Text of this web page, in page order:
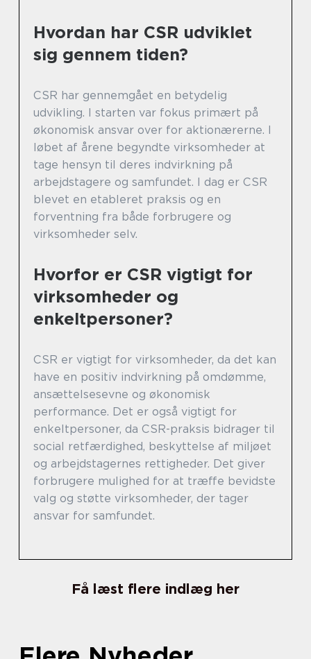
Hvordan har CSR udviklet
sig gennem tiden?
CSR har gennemgået en betydelig
udvikling. I starten var fokus primært på
økonomisk ansvar over for aktionærerne. I
løbet af årene begyndte virksomheder at
tage hensyn til deres indvirkning på
arbejdstagere og samfundet. I dag er CSR
blevet en etableret praksis og en
forventning fra både forbrugere og
virksomheder selv.
Hvorfor er CSR vigtigt for
virksomheder og
enkeltpersoner?
CSR er vigtigt for virksomheder, da det kan
have en positiv indvirkning på omdømme,
ansættelsesevne og økonomisk
performance. Det er også vigtigt for
enkeltpersoner, da CSR-praksis bidrager til
social retfærdighed, beskyttelse af miljøet
og arbejdstagernes rettigheder. Det giver
forbrugere mulighed for at træffe bevidste
valg og støtte virksomheder, der tager
ansvar for samfundet.
Få læst flere indlæg her